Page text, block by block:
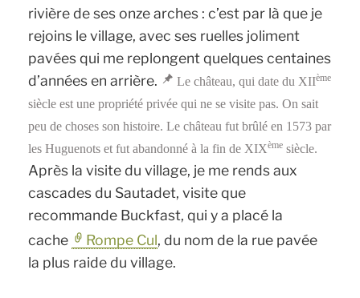
rivière de ses onze arches : c’est par là que je
rejoins le village, avec ses ruelles joliment
pavées qui me replongent quelques centaines
d’années en arrière.
Le château, qui date du XIIème
siècle est une propriété privée qui ne se visite pas. On sait
peu de choses son histoire. Le château fut brûlé en 1573 par
les Huguenots et fut abandonné à la fin de XIXème siècle.
Après la visite du village, je me rends aux
cascades du Sautadet, visite que
recommande Buckfast, qui y a placé la
cache
Rompe Cul, du nom de la rue pavée
la plus raide du village.